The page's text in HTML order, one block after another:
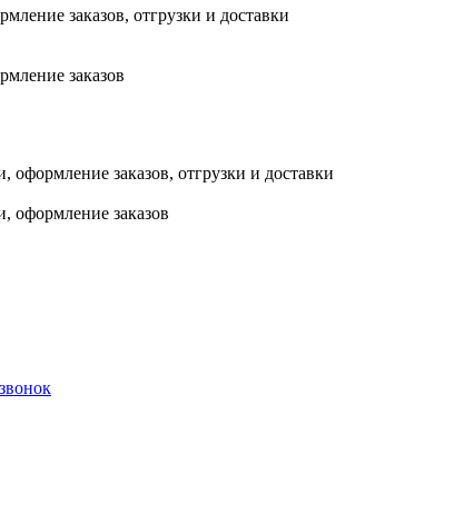
заказов, отгрузки и доставки
заказов
оформление заказов, отгрузки и доставки
оформление заказов